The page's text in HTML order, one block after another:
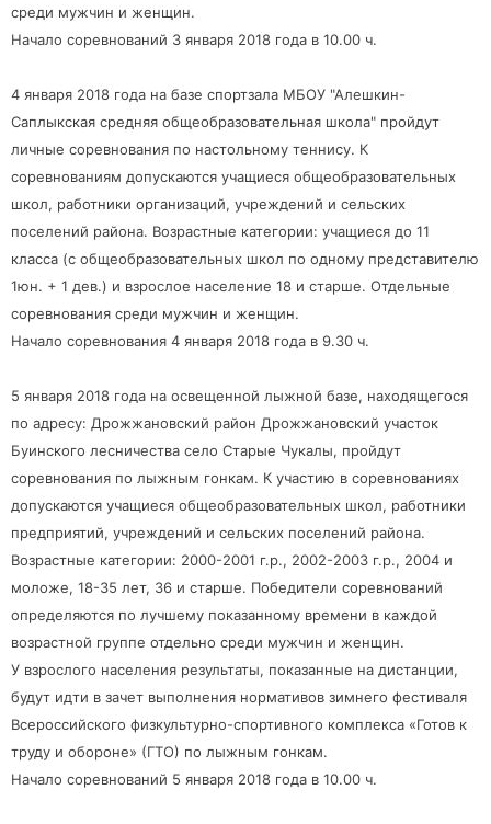
среди мужчин и женщин.
Начало соревнований 3 января 2018 года в 10.00 ч.
4 января 2018 года на базе спортзала МБОУ "Алешкин-
Саплыкская средняя общеобразовательная школа" пройдут
личные соревнования по настольному теннису. К
соревнованиям допускаются учащиеся общеобразовательных
школ, работники организаций, учреждений и сельских
поселений района. Возрастные категории: учащиеся до 11
класса (с общеобразовательных школ по одному представителю
1юн. + 1 дев.) и взрослое население 18 и старше. Отдельные
соревнования среди мужчин и женщин.
Начало соревнования 4 января 2018 года в 9.30 ч.
5 января 2018 года на освещенной лыжной базе, находящегося
по адресу: Дрожжановский район Дрожжановский участок
Буинского лесничества село Старые Чукалы, пройдут
соревнования по лыжным гонкам. К участию в соревнованиях
допускаются учащиеся общеобразовательных школ, работники
предприятий, учреждений и сельских поселений района.
Возрастные категории: 2000-2001 г.р., 2002-2003 г.р., 2004 и
моложе, 18-35 лет, 36 и старше. Победители соревнований
определяются по лучшему показанному времени в каждой
возрастной группе отдельно среди мужчин и женщин.
У взрослого населения результаты, показанные на дистанции,
будут идти в зачет выполнения нормативов зимнего фестиваля
Всероссийского физкультурно-спортивного комплекса «Готов к
труду и обороне» (ГТО) по лыжным гонкам.
Начало соревнований 5 января 2018 года в 10.00 ч.